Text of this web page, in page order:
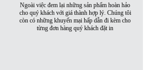
Ngoài việc đem lại những sản phẩm hoàn hảo
cho quý khách với giá thành hợp lý. Chúng tôi
còn có những khuyến mại hấp dẫn đi kèm cho
từng đơn hàng quý khách đặt in